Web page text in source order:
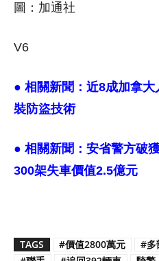
圖：加通社
V6
● 相關新聞： 近8成加拿
裝防盜技術
● 相關新聞： 安省警方破
300架失車價值2.5億元
TAGS #價值2800萬元 #多